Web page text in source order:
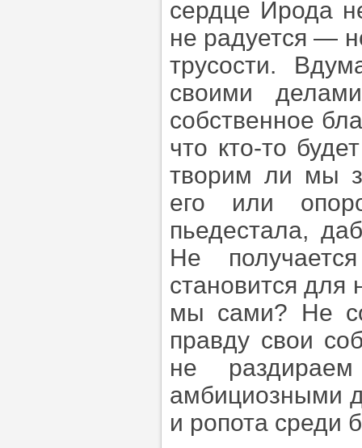
сердце Ирода
не радуется —
трусости.
своими
собственное
что кто-то
творим ли мы
его или
пьедестала,
Не
становится для
мы сами? Не
правду свои
не
амбициозными
и ропота среди